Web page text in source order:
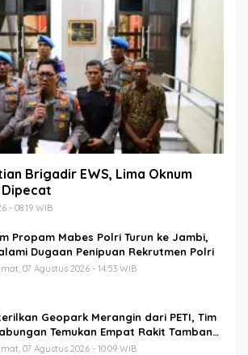
EWS, Lima Oknum
- 08:19 WIB
Propam Mabes Polri Turun ke Jambi,
Dugaan Penipuan Rekrutmen Polri
07 Agustus 2026 - 14:53 WIB
Geopark Merangin dari PETI, Tim
Temukan Empat Rakit Tambang
07 Agustus 2026 - 10:09 WIB